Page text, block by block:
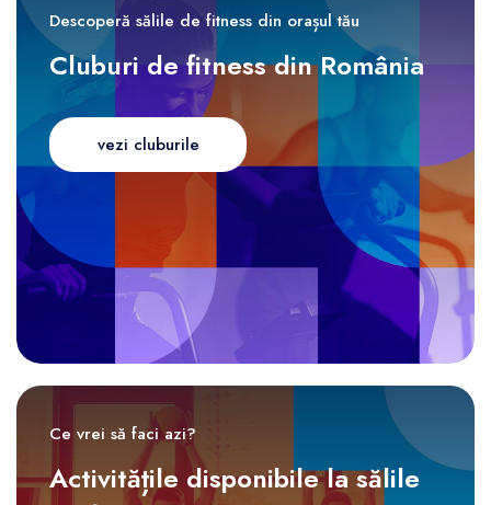
Descoperă sălile de fitness din orașul tău
Cluburi de fitness din România
vezi cluburile
Ce vrei să faci azi?
Activitățile disponibile la sălile